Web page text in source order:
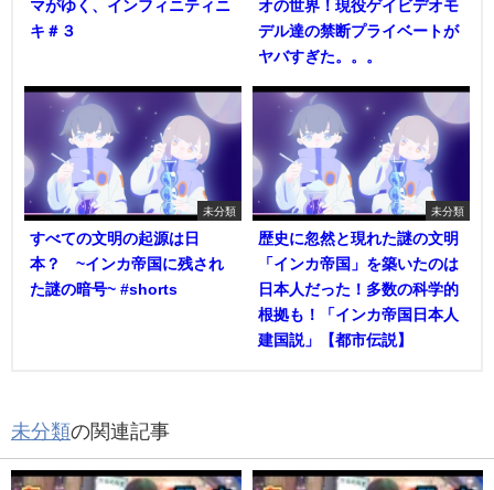
マがゆく、インフィニティニ
キ＃３
オの世界！現役ゲイビデオモ
デル達の禁断プライベートが
ヤバすぎた。。。
未分類
すべての文明の起源は日
本？ ~インカ帝国に残され
た謎の暗号~ #shorts
未分類
歴史に忽然と現れた謎の文明
「インカ帝国」を築いたのは
日本人だった！多数の科学的
根拠も！「インカ帝国日本人
建国説」【都市伝説】
未分類の関連記事